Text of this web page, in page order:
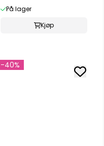
På lager
Kjøp
-40%